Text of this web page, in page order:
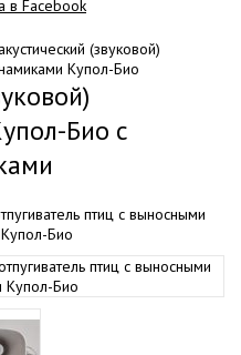
(звуковой)
Купол-Био
Био с